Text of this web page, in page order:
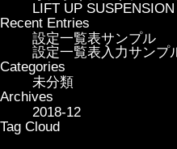
LIFT UP
Recent Entries
設定一覧表サンプル
設定一覧表入力サンプ
Categories
未分類
Archives
2018-12
Tag Cloud